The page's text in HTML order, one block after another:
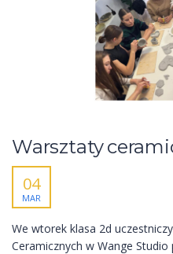
Warsztaty
04
MAR
We wtorek klasa 2d
Ceramicznych w Wange